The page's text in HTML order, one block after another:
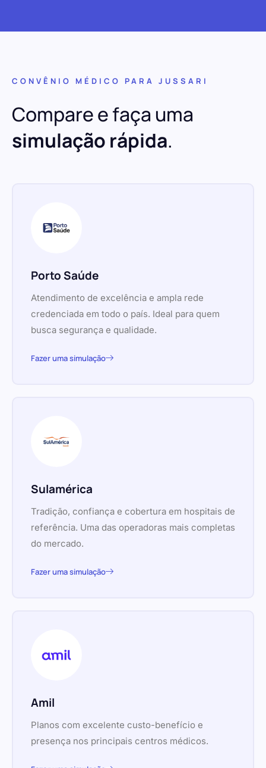
CONVÊNIO MÉDICO PARA JUSSARI
Compare e faça uma
simulação rápida.
Porto Saúde
Atendimento de excelência e ampla rede
credenciada em todo o país. Ideal para quem
busca segurança e qualidade.
Fazer uma simulação
Sulamérica
Tradição, confiança e cobertura em hospitais de
referência. Uma das operadoras mais completas
do mercado.
Fazer uma simulação
Amil
Planos com excelente custo-benefício e
presença nos principais centros médicos.